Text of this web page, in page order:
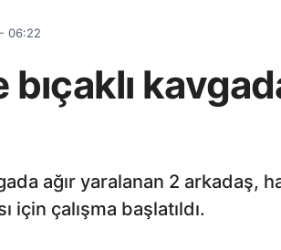
06:22
bıçaklı
ağır yaralanan 2 arkadaş,
için çalışma başlatıldı.